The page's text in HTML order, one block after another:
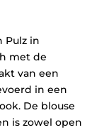
Pulz in
met de
van een
in een
De blouse
is zowel open